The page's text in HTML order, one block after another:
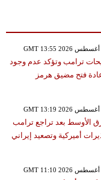
ترامب وتؤكد عدم وجود
فتح مضيق هرمز
الأوسط بعد تراجع ترامب
أميركية وتصعيد إيراني